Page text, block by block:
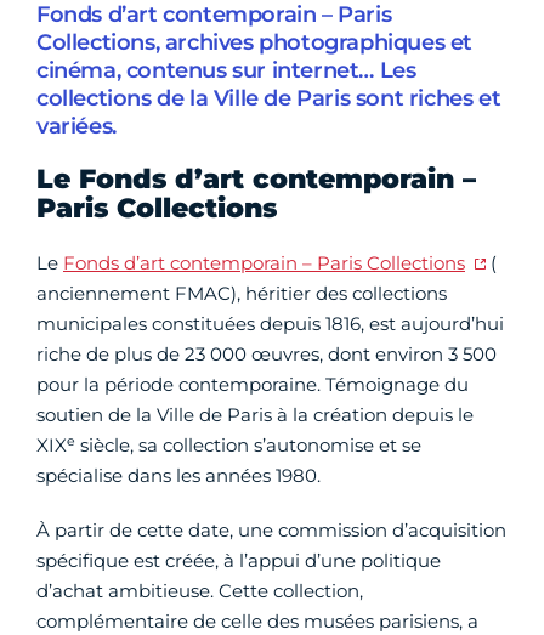
Fonds d’art contemporain – Paris
Collections, archives photographiques et
cinéma, contenus sur internet… Les
collections de la Ville de Paris sont riches et
variées.
Le Fonds d’art contemporain –
Paris Collections
Le Fonds d’art contemporain – Paris Collections
(
anciennement FMAC), héritier des collections
municipales constituées depuis 1816, est aujourd’hui
riche de plus de 23 000 œuvres, dont environ 3 500
pour la période contemporaine. Témoignage du
soutien de la Ville de Paris à la création depuis le
XIXe siècle, sa collection s’autonomise et se
spécialise dans les années 1980.
À partir de cette date, une commission d’acquisition
spécifique est créée, à l’appui d’une politique
d’achat ambitieuse. Cette collection,
complémentaire de celle des musées parisiens, a